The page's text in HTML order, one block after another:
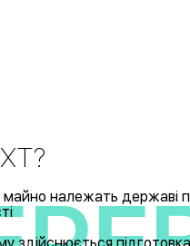
належать державі